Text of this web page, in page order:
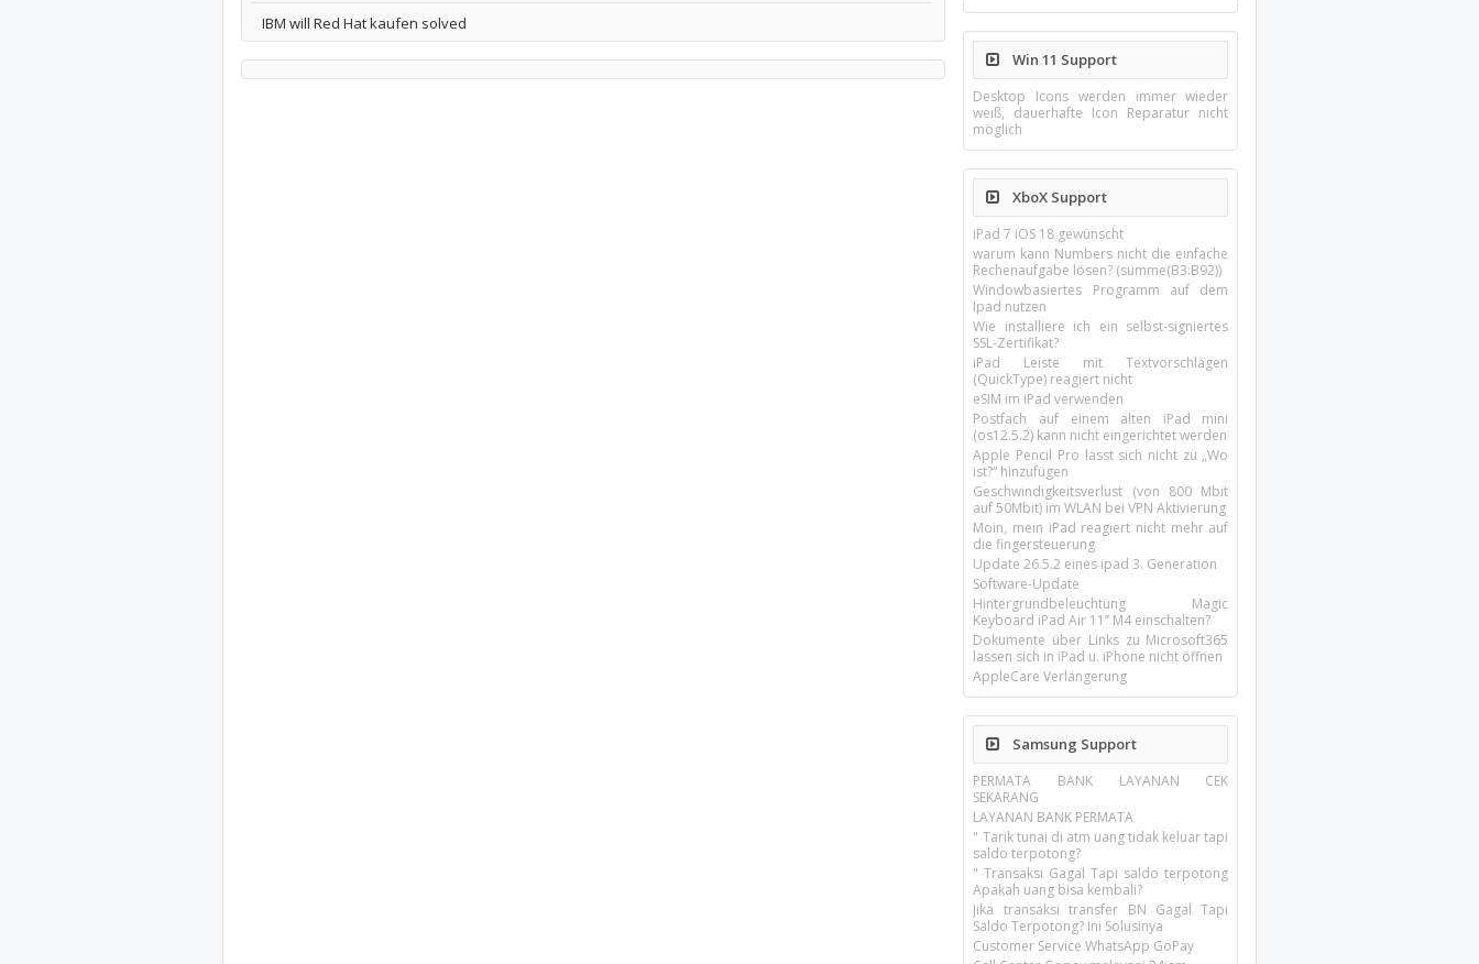
IBM will Red Hat kaufen solved
Win 11 Support
Desktop Icons werden immer wieder
weiß, dauerhafte Icon Reparatur nicht
möglich
XboX Support
iPad 7 iOS 18 gewünscht
warum kann Numbers nicht die einfache
Rechenaufgabe lösen? (summe(B3:B92))
Windowbasiertes Programm auf dem
Ipad nutzen
Wie installiere ich ein selbst-signiertes
SSL-Zertifikat?
iPad Leiste mit Textvorschlägen
(QuickType) reagiert nicht
eSIM im iPad verwenden
Postfach auf einem alten iPad mini
(os12.5.2) kann nicht eingerichtet werden
Apple Pencil Pro lässt sich nicht zu „Wo
ist?“ hinzufügen
Geschwindigkeitsverlust (von 800 Mbit
auf 50Mbit) im WLAN bei VPN Aktivierung
Moin, mein iPad reagiert nicht mehr auf
die fingersteuerung
Update 26.5.2 eines ipad 3. Generation
Software-Update
Hintergrundbeleuchtung Magic
Keyboard iPad Air 11’’ M4 einschalten?
Dokumente über Links zu Microsoft365
lassen sich in iPad u. iPhone nicht öffnen
AppleCare Verlängerung
Samsung Support
PERMATA BANK LAYANAN CEK
SEKARANG
LAYANAN BANK PERMATA
" Tarik tunai di atm uang tidak keluar tapi
saldo terpotong?
" Transaksi Gagal Tapi saldo terpotong
Apakah uang bisa kembali?
Jika transaksi transfer BN Gagal Tapi
Saldo Terpotong? Ini Solusinya
Customer Service WhatsApp GoPay